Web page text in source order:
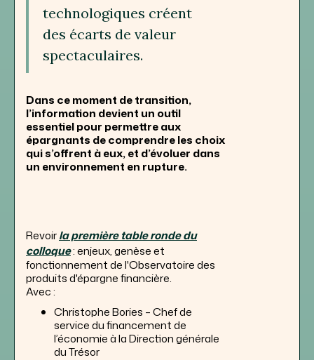
technologiques créent
des écarts de valeur
spectaculaires.
Dans ce moment de transition,
l’information devient un outil
essentiel pour permettre aux
épargnants de comprendre les choix
qui s’offrent à eux, et d’évoluer dans
un environnement en rupture.
Revoirla première table ronde du
colloque: enjeux, genèse et
fonctionnement de l'Observatoire des
produits d'épargne financière.
Avec :
Christophe Bories – Chef de
service du financement de
l’économie à la Direction générale
du Trésor